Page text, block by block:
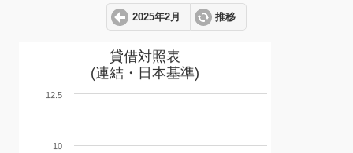
2025年2月 推移
貸借対照表
(連結・日本基準)
10
12.5